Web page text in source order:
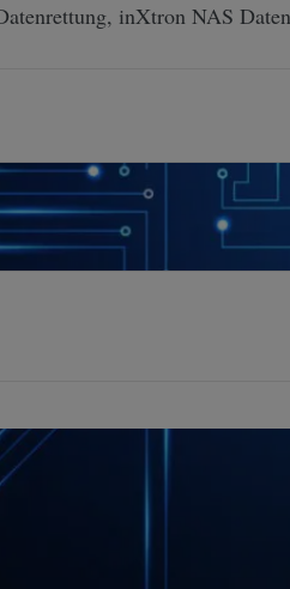
inXtron NAS